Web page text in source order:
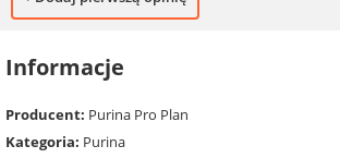
Informacje
Producent: Purina Pro Plan
Kategoria: Purina